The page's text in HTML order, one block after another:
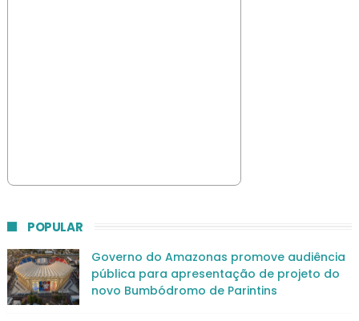
POPULAR
Governo do Amazonas promove audiência
pública para apresentação de projeto do
novo Bumbódromo de Parintins